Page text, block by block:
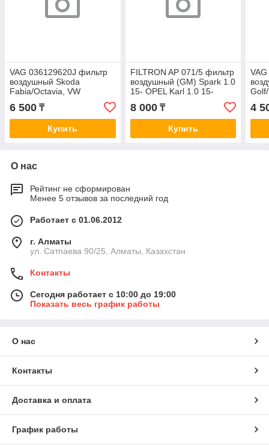
VAG 036129620J фильтр
воздушный Skoda
Fabia/Octavia, VW
A0470
6 500 ₸
Купить
FILTRON AP 071/5 фильтр
воздушный (GM) Spark 1.0
15- OPEL Karl 1.0 15-
8 000₸
Купить
4
О нас
Рейтинг не сформирован
Менее 5 отзывов за последний год
Работает с 01.06.2012
г. Алматы
ул. Сатпаева 90/25, Алматы, Казахстан
Контакты
Сегодня работает с 10:00 до 19:00
Показать весь график работы
О нас
Контакты
Доставка и оплата
График работы